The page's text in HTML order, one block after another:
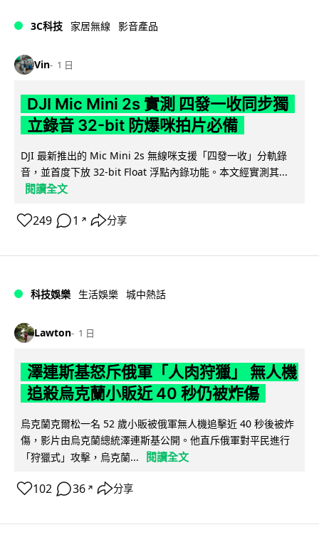
3C科技 家居無線 影音產品
Vin 1 日
DJI Mic Mini 2s 實測 四發一收同步獨
立錄音 32-bit 防爆咪拍片必備
DJI 最新推出的 Mic Mini 2s 無線咪支援「四發一收」分軌錄
音，並首度下放 32-bit Float 浮點內錄功能。本文經實測其...
閱讀全文
249 1 ↗ 分享
科技娛樂 生活娛樂 城中熱話
Lawton 1 日
澤連斯基怒斥俄軍「人肉狩獵」 無人機
追殺烏克蘭小販近 40 秒仍被炸傷
烏克蘭克爾松一名 52 歲小販被俄軍無人機追擊近 40 秒後被炸
傷，影片由烏克蘭總統澤連斯基公開。他直斥俄軍對平民進行
「狩獵式」攻擊，烏克蘭...
閱讀全文
102 36 ↗ 分享